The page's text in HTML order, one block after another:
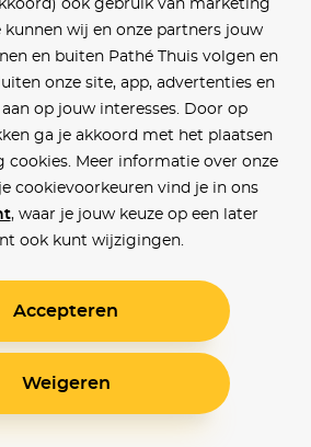
ook gebruik van marketing
kunnen wij en onze partners jouw
en buiten Pathé Thuis volgen en
onze site, app, advertenties en
op jouw interesses. Door op
ga je akkoord met het plaatsen
cookies. Meer informatie over onze
cookievoorkeuren vind je in ons
, waar je jouw keuze op een later
ook kunt wijzigingen.
Accepteren
Weigeren